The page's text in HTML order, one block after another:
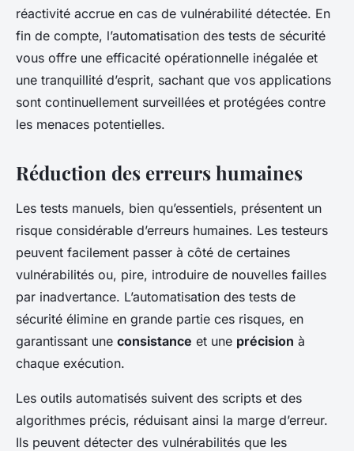
réactivité accrue en cas de vulnérabilité détectée. En
fin de compte, l’automatisation des tests de sécurité
vous offre une efficacité opérationnelle inégalée et
une tranquillité d’esprit, sachant que vos applications
sont continuellement surveillées et protégées contre
les menaces potentielles.
Réduction des erreurs humaines
Les tests manuels, bien qu’essentiels, présentent un
risque considérable d’erreurs humaines. Les testeurs
peuvent facilement passer à côté de certaines
vulnérabilités ou, pire, introduire de nouvelles failles
par inadvertance. L’automatisation des tests de
sécurité élimine en grande partie ces risques, en
garantissant une consistance et une précision à
chaque exécution.
Les outils automatisés suivent des scripts et des
algorithmes précis, réduisant ainsi la marge d’erreur.
Ils peuvent détecter des vulnérabilités que les